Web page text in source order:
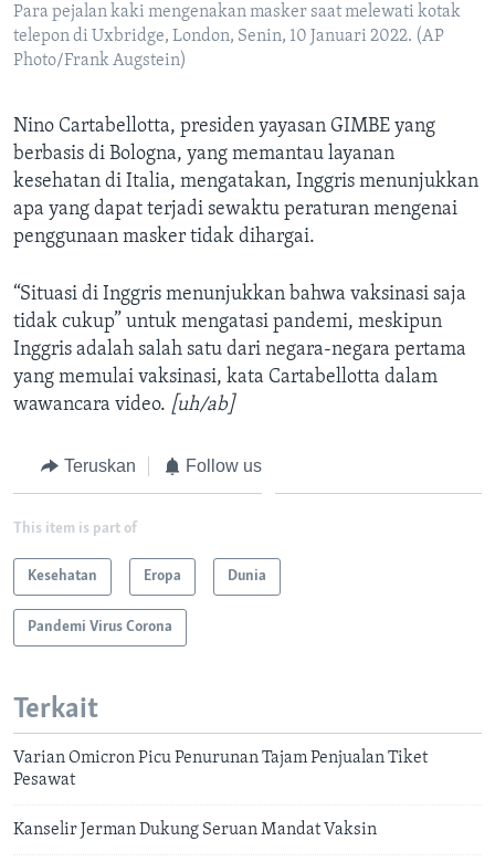
Para pejalan kaki mengenakan masker saat melewati kotak
telepon di Uxbridge, London, Senin, 10 Januari 2022. (AP
Photo/Frank Augstein)
Nino Cartabellotta, presiden yayasan GIMBE yang
berbasis di Bologna, yang memantau layanan
kesehatan di Italia, mengatakan, Inggris menunjukkan
apa yang dapat terjadi sewaktu peraturan mengenai
penggunaan masker tidak dihargai.
“Situasi di Inggris menunjukkan bahwa vaksinasi saja
tidak cukup” untuk mengatasi pandemi, meskipun
Inggris adalah salah satu dari negara-negara pertama
yang memulai vaksinasi, kata Cartabellotta dalam
wawancara video. [uh/ab]
Teruskan Follow us
This item is part of
Kesehatan Eropa Dunia
Pandemi Virus Corona
Terkait
Varian Omicron Picu Penurunan Tajam Penjualan Tiket
Pesawat
Kanselir Jerman Dukung Seruan Mandat Vaksin